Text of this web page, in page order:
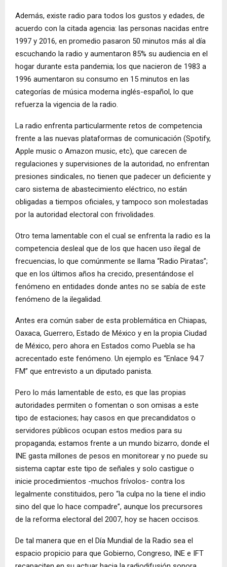
Además, existe radio para todos los gustos y edades, de
acuerdo con la citada agencia: las personas nacidas entre
1997 y 2016, en promedio pasaron 50 minutos más al día
escuchando la radio y aumentaron 85% su audiencia en el
hogar durante esta pandemia; los que nacieron de 1983 a
1996 aumentaron su consumo en 15 minutos en las
categorías de música moderna inglés-español, lo que
refuerza la vigencia de la radio.
La radio enfrenta particularmente retos de competencia
frente a las nuevas plataformas de comunicación (Spotify,
Apple music o Amazon music, etc), que carecen de
regulaciones y supervisiones de la autoridad, no enfrentan
presiones sindicales, no tienen que padecer un deficiente y
caro sistema de abastecimiento eléctrico, no están
obligadas a tiempos oficiales, y tampoco son molestadas
por la autoridad electoral con frivolidades.
Otro tema lamentable con el cual se enfrenta la radio es la
competencia desleal que de los que hacen uso ilegal de
frecuencias, lo que comúnmente se llama “Radio Piratas”;
que en los últimos años ha crecido, presentándose el
fenómeno en entidades donde antes no se sabía de este
fenómeno de la ilegalidad.
Antes era común saber de esta problemática en Chiapas,
Oaxaca, Guerrero, Estado de México y en la propia Ciudad
de México, pero ahora en Estados como Puebla se ha
acrecentado este fenómeno. Un ejemplo es “Enlace 94.7
FM” que entrevisto a un diputado panista.
Pero lo más lamentable de esto, es que las propias
autoridades permiten o fomentan o son omisas a este
tipo de estaciones; hay casos en que precandidatos o
servidores públicos ocupan estos medios para su
propaganda; estamos frente a un mundo bizarro, donde el
INE gasta millones de pesos en monitorear y no puede su
sistema captar este tipo de señales y solo castigue o
inicie procedimientos -muchos frívolos- contra los
legalmente constituidos, pero “la culpa no la tiene el indio
sino del que lo hace compadre”, aunque los precursores
de la reforma electoral del 2007, hoy se hacen occisos.
De tal manera que en el Día Mundial de la Radio sea el
espacio propicio para que Gobierno, Congreso, INE e IFT